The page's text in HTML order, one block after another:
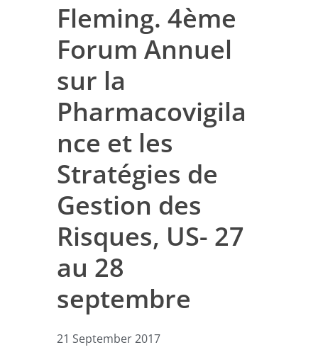
Fleming. 4ème
Forum Annuel
sur la
Pharmacovigila
nce et les
Stratégies de
Gestion des
Risques, US- 27
au 28
septembre
21 September 2017